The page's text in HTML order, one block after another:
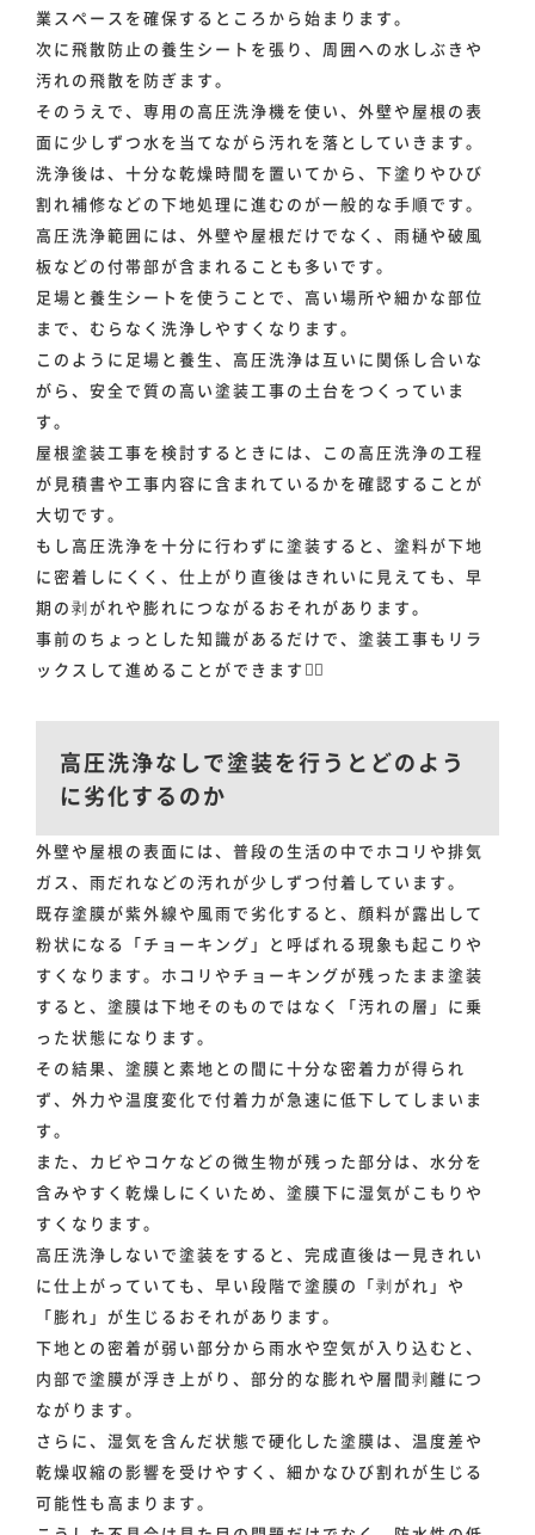
業スペースを確保するところから始まります。
次に飛散防止の養生シートを張り、周囲への水しぶきや
汚れの飛散を防ぎます。
そのうえで、専用の高圧洗浄機を使い、外壁や屋根の表
面に少しずつ水を当てながら汚れを落としていきます。
洗浄後は、十分な乾燥時間を置いてから、下塗りやひび
割れ補修などの下地処理に進むのが一般的な手順です。
高圧洗浄範囲には、外壁や屋根だけでなく、雨樋や破風
板などの付帯部が含まれることも多いです。
足場と養生シートを使うことで、高い場所や細かな部位
まで、むらなく洗浄しやすくなります。
このように足場と養生、高圧洗浄は互いに関係し合いな
がら、安全で質の高い塗装工事の土台をつくっていま
す。
屋根塗装工事を検討するときには、この高圧洗浄の工程
が見積書や工事内容に含まれているかを確認することが
大切です。
もし高圧洗浄を十分に行わずに塗装すると、塗料が下地
に密着しにくく、仕上がり直後はきれいに見えても、早
期の剥がれや膨れにつながるおそれがあります。
事前のちょっとした知識があるだけで、塗装工事もリラ
ックスして進めることができます💁‍♀️
高圧洗浄なしで塗装を行うとどのよう
に劣化するのか
外壁や屋根の表面には、普段の生活の中でホコリや排気
ガス、雨だれなどの汚れが少しずつ付着しています。
既存塗膜が紫外線や風雨で劣化すると、顔料が露出して
粉状になる「チョーキング」と呼ばれる現象も起こりや
すくなります。ホコリやチョーキングが残ったまま塗装
すると、塗膜は下地そのものではなく「汚れの層」に乗
った状態になります。
その結果、塗膜と素地との間に十分な密着力が得られ
ず、外力や温度変化で付着力が急速に低下してしまいま
す。
また、カビやコケなどの微生物が残った部分は、水分を
含みやすく乾燥しにくいため、塗膜下に湿気がこもりや
すくなります。
高圧洗浄しないで塗装をすると、完成直後は一見きれい
に仕上がっていても、早い段階で塗膜の「剥がれ」や
「膨れ」が生じるおそれがあります。
下地との密着が弱い部分から雨水や空気が入り込むと、
内部で塗膜が浮き上がり、部分的な膨れや層間剥離につ
ながります。
さらに、湿気を含んだ状態で硬化した塗膜は、温度差や
乾燥収縮の影響を受けやすく、細かなひび割れが生じる
可能性も高まります。